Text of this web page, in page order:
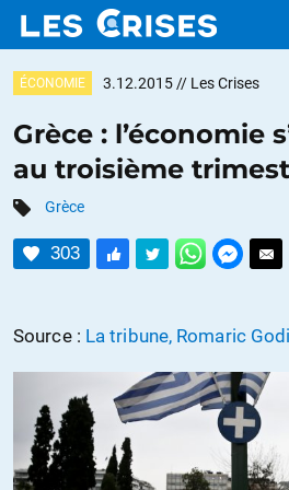
DOSSIERS
CATÉGORIES
CONTACTER
FAIRE UN
DON
ÉCONOMIE 3.12.2015 // Les Crises
Grèce : l’économie
au troisième
Grèce
303
Source : La tribune, Romaric